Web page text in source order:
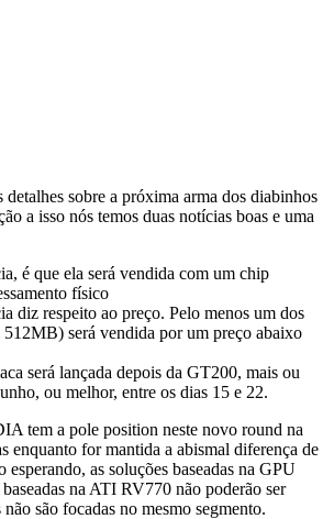
sobre a próxima arma dos diabinhos
a isso nós temos duas notícias boas e uma
é que ela será vendida com um chip
físico
diz respeito ao preço. Pelo menos um dos
será vendida por um preço abaixo
será lançada depois da GT200, mais ou
ou melhor, entre os dias 15 e 22.
tem a pole position neste novo round na
enquanto for mantida a abismal diferença de
esperando, as soluções baseadas na GPU
na ATI RV770 não poderão ser
são focadas no mesmo segmento.